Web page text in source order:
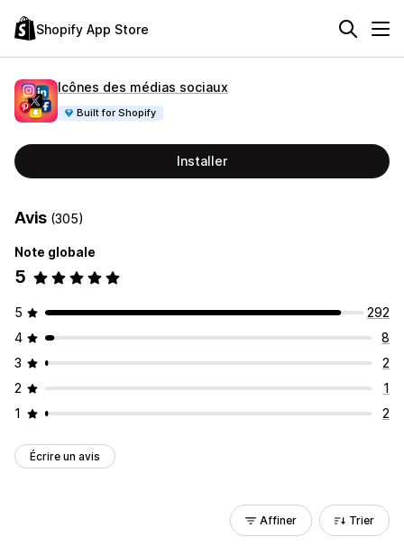
Shopify App Store
Icônes des médias sociaux
Built for Shopify
Installer
Avis (305)
Note globale
5
5
292
4
8
3
2
2
1
1
2
Écrire un avis
Affiner Trier